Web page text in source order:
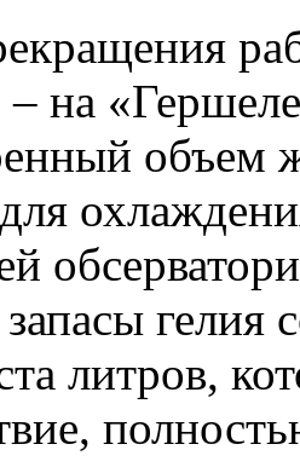
на
объем
гелия
литров,